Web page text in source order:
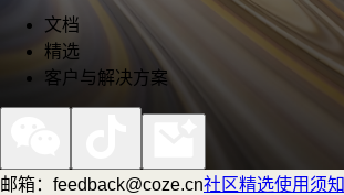
文档
精选
客户与解决方案
邮箱：feedback@coze.cn社区精选使用须知